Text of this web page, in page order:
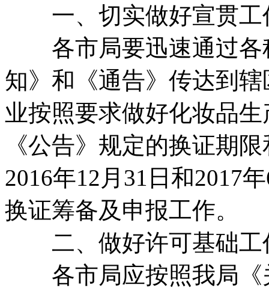
一、切实做好宣贯工
各市局要迅速通过各
知》和《通告》传达到
业按照要求做好化妆品
《公告》规定的换证期
2016年12月31日和2017
换证筹备及申报工作。
二、做好许可基础工
各市局应按照我局《